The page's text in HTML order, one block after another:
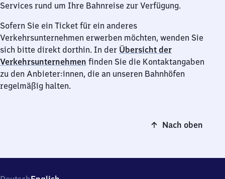
Services rund um Ihre Bahnreise zur Verfügung.
Sofern Sie ein Ticket für ein anderes
Verkehrsunternehmen erwerben möchten, wenden Sie
sich bitte direkt dorthin. In der Übersicht der
Verkehrsunternehmen finden Sie die Kontaktangaben
zu den Anbieter:innen, die an unseren Bahnhöfen
regelmäßig halten.
Nach oben